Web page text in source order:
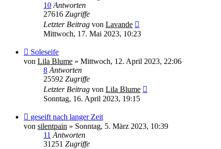
10 Antworten
27616 Zugriffe
Letzter Beitrag von Lavande
Mittwoch, 17. Mai 2023, 10:23
Soleseife
von Lila Blume » Mittwoch, 12. April 2023, 22:06
8 Antworten
25592 Zugriffe
Letzter Beitrag von Lila Blume
Sonntag, 16. April 2023, 19:15
geseift nach langer Zeit
von silentpain » Sonntag, 5. März 2023, 10:39
11 Antworten
31251 Zugriffe